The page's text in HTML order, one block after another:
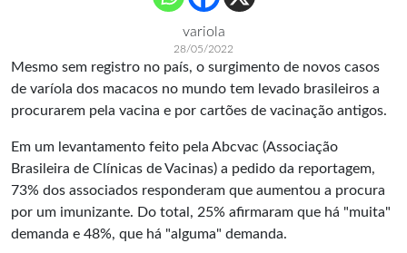
variola
28/05/2022
Mesmo sem registro no país, o surgimento de novos casos
de varíola dos macacos no mundo tem levado brasileiros a
procurarem pela vacina e por cartões de vacinação antigos.
Em um levantamento feito pela Abcvac (Associação
Brasileira de Clínicas de Vacinas) a pedido da reportagem,
73% dos associados responderam que aumentou a procura
por um imunizante. Do total, 25% afirmaram que há "muita"
demanda e 48%, que há "alguma" demanda.